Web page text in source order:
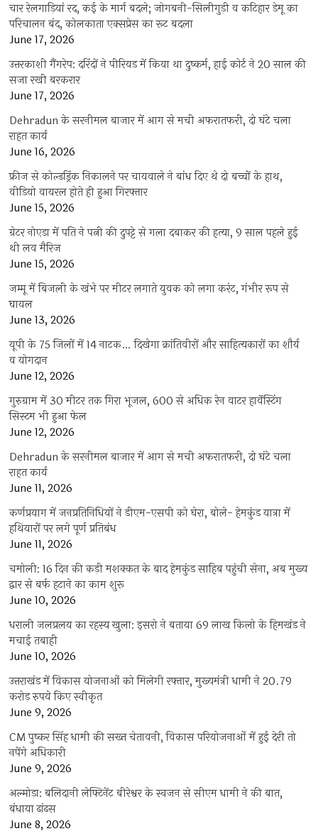
चार रेलगाड़ियां रद, कई के मार्ग बदले; जोगबनी-सिलीगुड़ी व कटिहार डेमू का
परिचालन बंद, कोलकाता एक्सप्रेस का रूट बदला
June 17, 2026
उत्तरकाशी गैंगरेप: दरिंदों ने पीरियड में किया था दुष्कर्म, हाई कोर्ट ने 20 साल की
सजा रखी बरकरार
June 17, 2026
Dehradun के सरनीमल बाजार में आग से मची अफरातफरी, दो घंटे चला
राहत कार्य
June 16, 2026
फ्रीज से कोल्डड्रिंक निकालने पर चायवाले ने बांध दिए थे दो बच्चों के हाथ,
वीडियो वायरल होते ही हुआ गिरफ्तार
June 15, 2026
ग्रेटर नोएडा में पति ने पत्नी की दुपट्टे से गला दबाकर की हत्या, 9 साल पहले हुई
थी लव मैरिज
June 15, 2026
जम्मू में बिजली के खंभे पर मीटर लगाते युवक को लगा करंट, गंभीर रूप से
घायल
June 13, 2026
यूपी के 75 जिलों में 14 नाटक… दिखेगा क्रांतिवीरों और साहित्यकारों का शौर्य
व योगदान
June 12, 2026
गुरुग्राम में 30 मीटर तक गिरा भूजल, 600 से अधिक रेन वाटर हार्वेस्टिंग
सिस्टम भी हुआ फेल
June 12, 2026
Dehradun के सरनीमल बाजार में आग से मची अफरातफरी, दो घंटे चला
राहत कार्य
June 11, 2026
कर्णप्रयाग में जनप्रतिनिधियों ने डीएम-एसपी को घेरा, बोले- हेमकुंड यात्रा में
हथियारों पर लगे पूर्ण प्रतिबंध
June 11, 2026
चमोली: 16 दिन की कड़ी मशक्कत के बाद हेमकुंड साहिब पहुंची सेना, अब मुख्य
द्वार से बर्फ हटाने का काम शुरू
June 10, 2026
धराली जलप्रलय का रहस्य खुला: इसरो ने बताया 69 लाख किलो के हिमखंड ने
मचाई तबाही
June 10, 2026
उत्तराखंड में विकास योजनाओं को मिलेगी रफ्तार, मुख्यमंत्री धामी ने 20.79
करोड़ रुपये किए स्वीकृत
June 9, 2026
CM पुष्कर सिंह धामी की सख्त चेतावनी, विकास परियोजनाओं में हुई देरी तो
नपेंगे अधिकारी
June 9, 2026
अल्मोड़ा: बलिदानी लेफ्टिनेंट बीरेश्वर के स्वजन से सीएम धामी ने की बात,
बंधाया ढांढस
June 8, 2026